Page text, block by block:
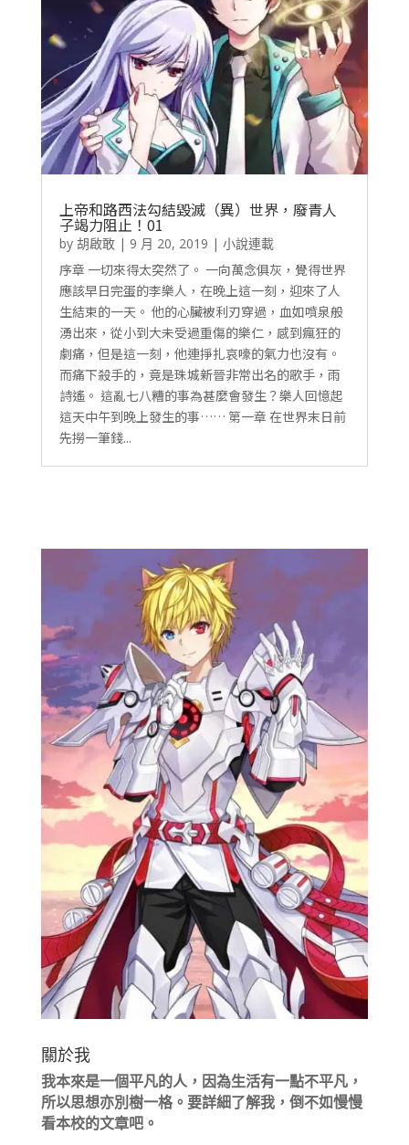
上帝和路西法勾結毀滅（異）世界，廢青人
子竭力阻止！01
by 胡啟敢| 9 月 20, 2019 | 小說連載
序章 一切來得太突然了。 一向萬念俱灰，覺得世界
應該早日完蛋的李樂人，在晚上這一刻，迎來了人
生結束的一天。 他的心臟被利刃穿過，血如噴泉般
湧出來，從小到大未受過重傷的樂仁，感到瘋狂的
劇痛，但是這一刻，他連掙扎哀嚎的氣力也沒有。
而痛下殺手的，竟是珠城新晉非常出名的歌手，雨
詩遙。 這亂七八糟的事為甚麼會發生？樂人回憶起
這天中午到晚上發生的事…… 第一章 在世界末日前
先撈一筆錢...
關於我
我本來是一個平凡的人，因為生活有一點不平凡，
所以思想亦別樹一格。要詳細了解我，倒不如慢慢
看本校的文章吧。